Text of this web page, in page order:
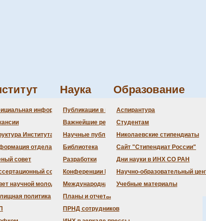
информация
Администрация
Бланки
История Института
Локальные акты
Противодействие
Института
отдела кадров
Документация
совет
Состав совета
Повестка дня заседаний
Информация ученого
совет
Состав совета
Даты защит диссертаций
Шифры специальностей
Объявления о защитах
Предварительное
научной молодежи
Состав СНМ
политика
Новости науки
Награды
Наука
Публикации в ведущих журналах
Важнейшие результаты
Научные публикации сотрудников
Библиотека
Разработки
Конференции Института
Международная деятельность
Планы и отчеты
ПРНД сотрудников
Образование
Аспирантура
Студентам
Николаевские стипендиаты
Сайт "Стипендиат России"
Дни науки в ИНХ СО РАН
Научно-образовательный
Учебные материалы
связей
полимеров